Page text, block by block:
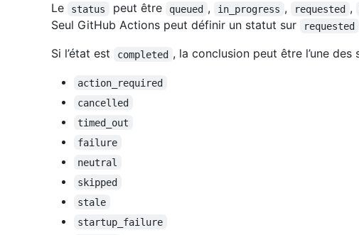
Le
status peut être queued , in_progress , requested ,
Seul GitHub Actions peut définir un statut sur
requested
Si l’état est
completed , la conclusion peut être l’une des
action_required
cancelled
timed_out
failure
neutral
skipped
stale
startup_failure